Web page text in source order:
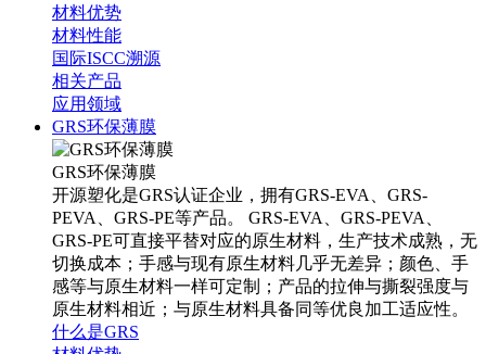
材料优势
材料性能
国际ISCC溯源
相关产品
应用领域
GRS环保薄膜
GRS环保薄膜
开源塑化是GRS认证企业，拥有GRS-EVA、GRS-
PEVA、GRS-PE等产品。 GRS-EVA、GRS-PEVA、
GRS-PE可直接平替对应的原生材料，生产技术成熟，无
切换成本；手感与现有原生材料几乎无差异；颜色、手
感等与原生材料一样可定制；产品的拉伸与撕裂强度与
原生材料相近；与原生材料具备同等优良加工适应性。
什么是GRS